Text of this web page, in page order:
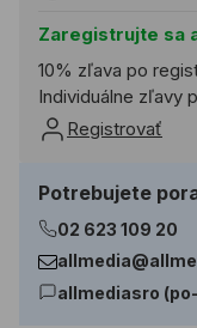
Zaregistrujte sa
10% zľava po
Individuálne zľavy
Registrovať
Potrebujete
02 623 109 20
allmediasro